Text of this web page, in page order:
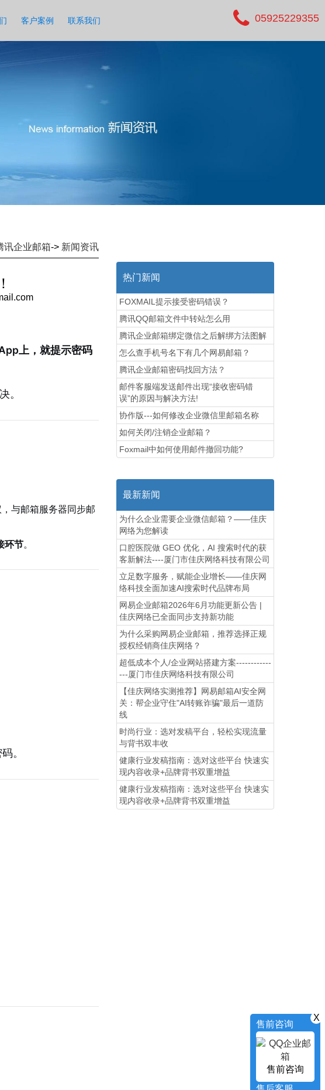
客户案例 联系我们 05925229355
讯企业邮箱-> 新闻资讯
上，就提示密码
。
与邮箱服务器同步邮
环节。
。
热门新闻
FOXMAIL提示接受密码错误？
腾讯QQ邮箱文件中转站怎么用
腾讯企业邮箱绑定微信之后解绑方法图解
怎么查手机号名下有几个网易邮箱？
腾讯企业邮箱密码找回方法？
邮件客服端发送邮件出现“接收密码错
误”的原因与解决方法!
协作版---如何修改企业微信里邮箱名称
如何关闭/注销企业邮箱？
Foxmail中如何使用邮件撤回功能?
最新新闻
为什么企业需要企业微信邮箱？——佳庆
网络为您解读
口腔医院做 GEO 优化，AI 搜索时代的获
客新解法----厦门市佳庆网络科技有限公司
立足数字服务，赋能企业增长——佳庆网
络科技全面加速AI搜索时代品牌布局
网易企业邮箱2026年6月功能更新公告 |
佳庆网络已全面同步支持新功能
为什么采购网易企业邮箱，推荐选择正规
授权经销商佳庆网络？
超低成本个人/企业网站搭建方案------------
---厦门市佳庆网络科技有限公司
【佳庆网络实测推荐】网易邮箱AI安全网
关：帮企业守住"AI转账诈骗"最后一道防
线
时尚行业：选对发稿平台，轻松实现流量
与背书双丰收
健康行业发稿指南：选对这些平台 快速实
现内容收录+品牌背书双重增益
健康行业发稿指南：选对这些平台 快速实
现内容收录+品牌背书双重增益
X
售前咨询
售前咨询